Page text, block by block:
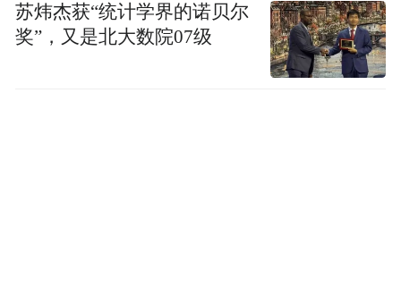
苏炜杰获“统计学界的诺贝尔
奖”，又是北大数院07级